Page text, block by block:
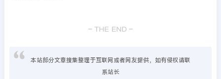
本站部分文章搜集整理于互联网或者网友提供，如有侵权请联
系站长